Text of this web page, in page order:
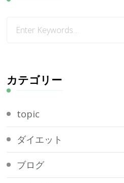
探
し
す
カテゴリー
topic
ダイエット
ブログ